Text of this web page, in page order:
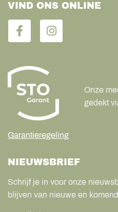
VIND ONS ONLINE
Garantieregeling
Onze
gedekt
NIEUWSBRIEF
Schrijf je in voor onze
blijven van nieuwe en